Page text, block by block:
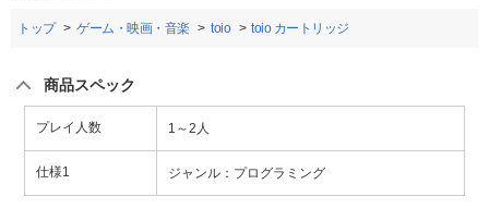
トップ ゲーム・映画・音楽 toio toio カートリッジ
商品スペック
プレイ人数 1～2人
仕様1 ジャンル：プログラミング